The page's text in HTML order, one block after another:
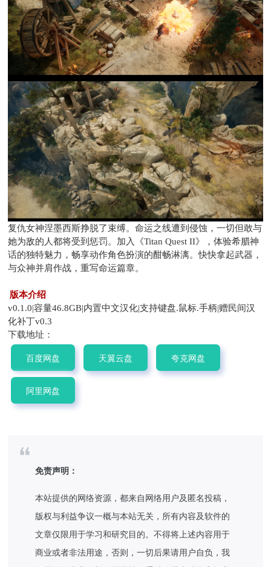
复仇女神涅墨西斯挣脱了束缚。命运之线遭到侵蚀，一切但敢与
她为敌的人都将受到惩罚。加入《Titan Quest II》，体验希腊神
话的独特魅力，畅享动作角色扮演的酣畅淋漓。快快拿起武器，
与众神并肩作战，重写命运篇章。
版本介绍
v0.1.0|容量46.8GB|内置中文汉化|支持键盘.鼠标.手柄|赠民间汉
化补丁v0.3
下载地址：
百度网盘 天翼云盘 夸克网盘
阿里网盘
免责声明：
本站提供的网络资源，都来自网络用户及匿名投稿，
版权与利益争议一概与本站无关，所有内容及软件的
文章仅限用于学习和研究目的。不得将上述内容用于
商业或者非法用途，否则，一切后果请用户自负，我